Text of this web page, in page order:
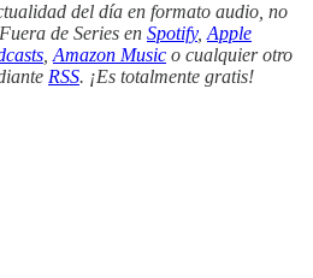
del día en formato audio, no
de Series en Spotify, Apple
Amazon Music o cualquier otro
RSS. ¡Es totalmente gratis!